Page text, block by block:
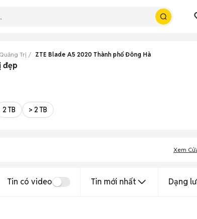
Trị ZTE Blade A5 2020 Thành phố Đông Hà
đẹp
2 TB > 2 TB
Xem
Tin có video Tin mới nhất Dạng